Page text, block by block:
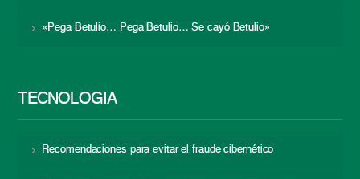
«Pega Betulio… Pega Betulio… Se cayó Betulio»
TECNOLOGÍA
Recomendaciones para evitar el fraude cibernético